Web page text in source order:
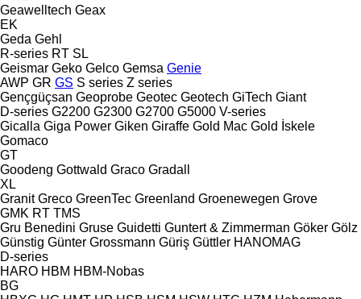
Geawelltech Geax
EK
Geda Gehl
R-series RT SL
Geismar Geko Gelco Gemsa Genie
AWP GR GS S series Z series
Gençgüçsan Geoprobe Geotec Geotech GiTech Giant
D-series G2200 G2300 G2700 G5000 V-series
Gicalla Giga Power Giken Giraffe Gold Mac Gold İskele
Gomaco
GT
Goodeng Gottwald Graco Gradall
XL
Granit Greco GreenTec Greenland Groenewegen Grove
GMK RT TMS
Gru Benedini Gruse Guidetti Guntert & Zimmerman Göker Gölz
Günstig Günter Grossmann Güriş Güttler HANOMAG
D-series
HARO HBM HBM-Nobas
BG